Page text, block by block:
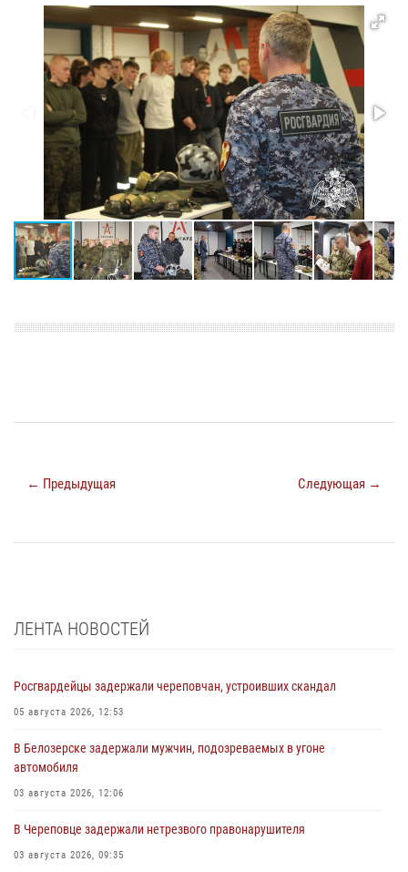
← Предыдущая Следующая →
ЛЕНТА НОВОСТЕЙ
Росгвардейцы задержали череповчан, устроивших скандал
05 августа 2026, 12:53
В Белозерске задержали мужчин, подозреваемых в угоне
автомобиля
03 августа 2026, 12:06
В Череповце задержали нетрезвого правонарушителя
03 августа 2026, 09:35